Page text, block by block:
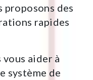
proposons des
rapides
vous aider à
système de